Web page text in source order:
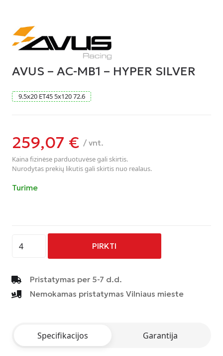
AVUS – AC-MB1 – HYPER SILVER
9.5x20 ET45 5x12072.6
259,07 € / vnt.
Kaina fizinėse parduotuvėse gali skirtis.
Nurodytas prekių likutis gali skirtis nuo realaus.
Turime
kiekis:
-
AC-
MB1
PIRKTI
Pristatymas per 5-7 d.d.
Nemokamas pristatymas Vilniaus mieste
Specifikacijos Garantija